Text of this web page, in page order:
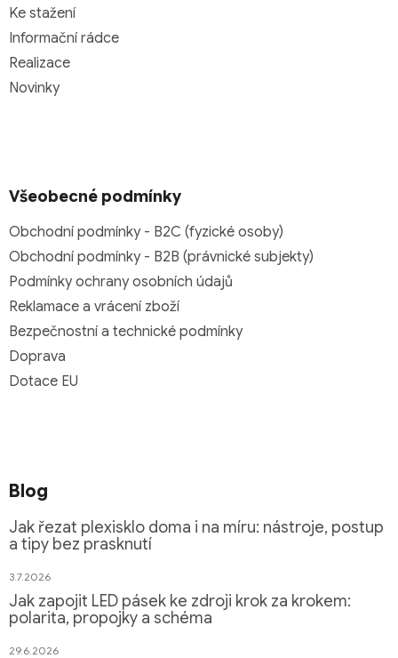
Ke stažení
Informační rádce
Realizace
Novinky
Všeobecné podmínky
Obchodní podmínky - B2C (fyzické osoby)
Obchodní podmínky - B2B (právnické subjekty)
Podmínky ochrany osobních údajů
Reklamace a vrácení zboží
Bezpečnostní a technické podmínky
Doprava
Dotace EU
Blog
Jak řezat plexisklo doma i na míru: nástroje, postup
a tipy bez prasknutí
3.7.2026
Jak zapojit LED pásek ke zdroji krok za krokem:
polarita, propojky a schéma
29.6.2026